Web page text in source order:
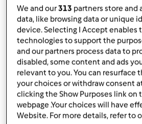
o ja też poprosze o takie praktyczne
Bimby bedzie jutro już.
Góra strony
Zaloguj lub
Hanna Gręda
We and our313 partners store and
data, like browsing data or unique
device. Selecting I Accept enables
technologies to support the
and our partners process data to
disabled, some content and ads
relevant to you. You can resurface
your choices or withdraw consent
clicking the Show Purposes link
webpage .Your choices will have
Website. For more details, refer to